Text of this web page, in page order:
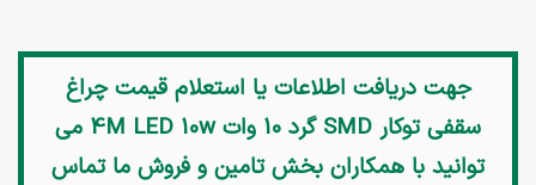
جهت دریافت اطلاعات یا استعلام قیمتچراغ
سقفی توکار SMD گرد 10 وات 4M LED 10w
می
توانید با همکاران بخش تامین و فروش ما تماس